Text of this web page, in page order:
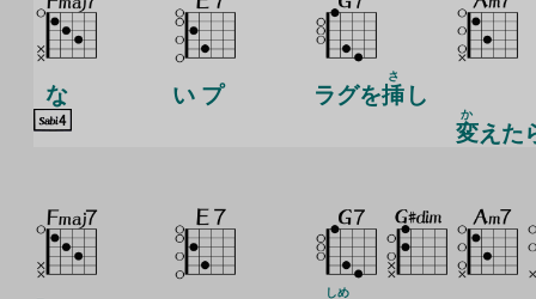
な い プ ラグを挿
さ
し
変
か
えた
しめ